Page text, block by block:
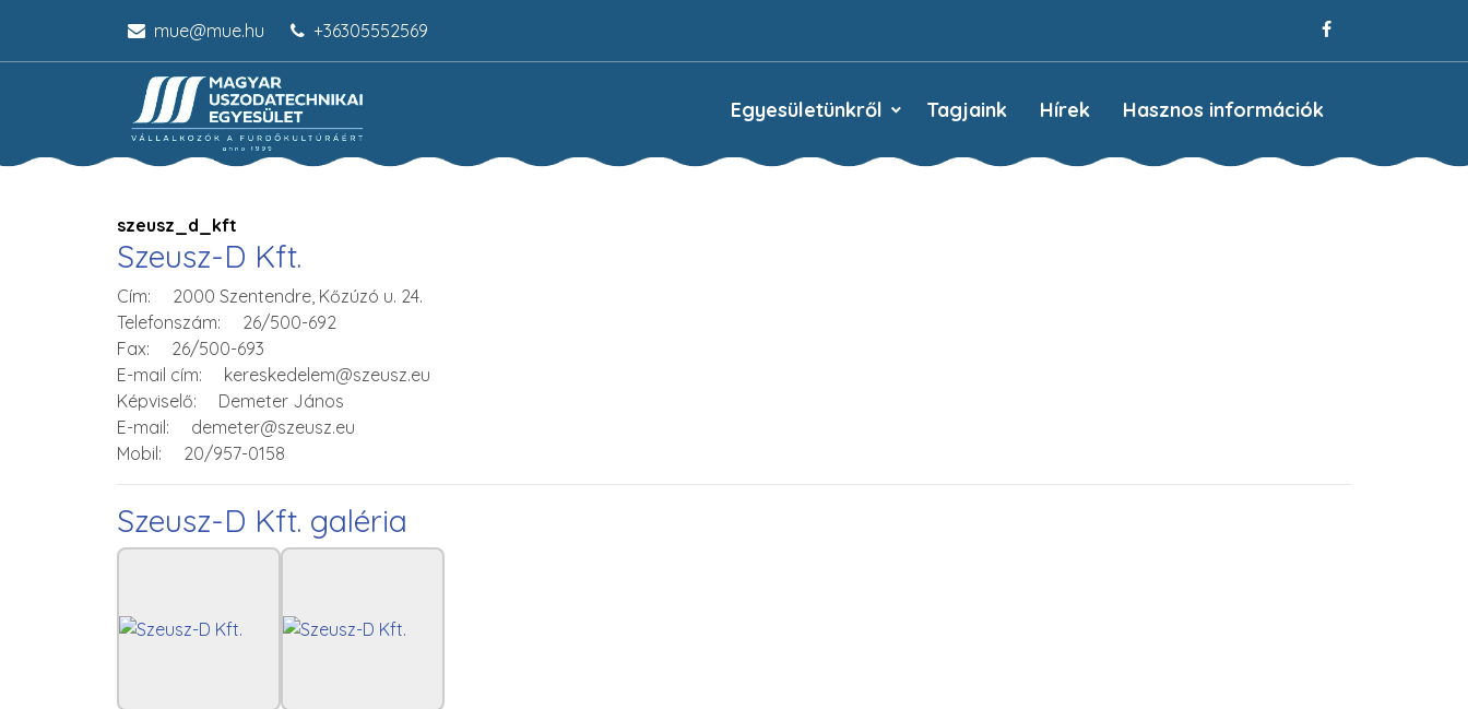
mue@mue.hu +36305552569
Egyesületünkről Tagjaink Hírek Hasznos információk
szeusz_d_kft
Szeusz-D Kft.
Cím: 2000 Szentendre, Kőzúzó u. 24.
Telefonszám: 26/500-692
Fax: 26/500-693
E-mail cím: kereskedelem@szeusz.eu
Képviselő: Demeter János
E-mail: demeter@szeusz.eu
Mobil: 20/957-0158
Szeusz-D Kft. galéria